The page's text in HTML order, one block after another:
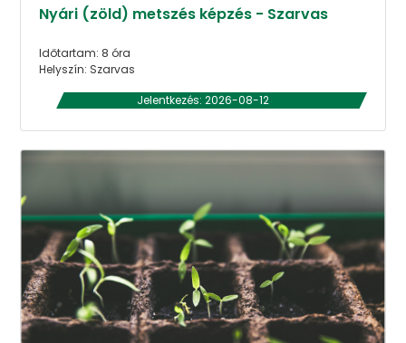
Nyári (zöld) metszés képzés - Szarvas
Időtartam: 8 óra
Helyszín: Szarvas
Jelentkezés: 2026-08-12